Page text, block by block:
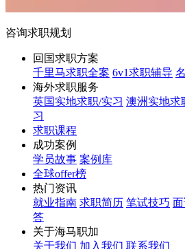
咨询求职规划
回国求职方案
千里马求职全案 6v1求职辅导
海外求职服务
英国实地求职/实习 澳洲实地求
习
求职课程
成功案例
学员故事 案例库
全球offer榜
热门资讯
就业指南 求职简历 笔试技巧
答
关于海马职加
关于我们 加入我们 联系我们